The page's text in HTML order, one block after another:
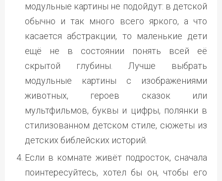
модульные картины не подойдут: в детской
обычно и так много всего яркого, а что
касается абстракции, то маленькие дети
ещё не в состоянии понять всей её
скрытой глубины. Лучше выбрать
модульные картины с изображениями
животных, героев сказок или
мультфильмов, буквы и цифры, полянки в
стилизованном детском стиле, сюжеты из
детских библейских историй.
Если в комнате живёт подросток, сначала
поинтересуйтесь, хотел бы он, чтобы его